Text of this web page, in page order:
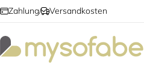
Zahlung/ Versandkosten